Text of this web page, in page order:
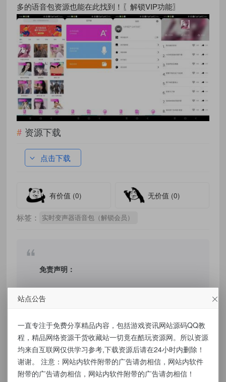
多的语音包资源也能在此找到！〖解锁VIP功能〗
资源下载
点击下载
有价值 (0) 无价值 (0)
标签： 实时变声器语音包（解锁会员）
免责声明：
和研究目的。不得将上述内容用于商业或者非
法用途，否则，一切后果请用户自负，我们不
保证内容的长久可用性，通过使用本站内容随
之而来的风险与本站无关，您必须在下载后的
站点公告
一直专注于免费分享精品内容，包括游戏资讯网站源码QQ教
程，精品网络资源干货收藏站一切竟在酷玩资源网。所以资源
均来自互联网仅供学习参考,下载资源后请在24小时内删除！
谢谢。 注意：网站内软件附带的广告请勿相信，网站内软件
附带的广告请勿相信，网站内软件附带的广告请勿相信！